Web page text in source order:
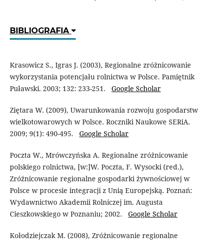
BIBLIOGRAFIA
Krasowicz S., Igras J. (2003), Regionalne zróżnicowanie
wykorzystania potencjału rolnictwa w Polsce. Pamiętnik
Puławski. 2003; 132: 233-251. Google Scholar
Ziętara W. (2009), Uwarunkowania rozwoju gospodarstw
wielkotowarowych w Polsce. Roczniki Naukowe SERiA.
2009; 9(1): 490-495. Google Scholar
Poczta W., Mrówczyńska A. Regionalne zróżnicowanie
polskiego rolnictwa, [w:]W. Poczta, F. Wysocki (red.),
Zróżnicowanie regionalne gospodarki żywnościowej w
Polsce w procesie integracji z Unią Europejską. Poznań:
Wydawnictwo Akademii Rolniczej im. Augusta
Cieszkowskiego w Poznaniu; 2002. Google Scholar
Kołodziejczak M. (2008), Zróżnicowanie regionalne